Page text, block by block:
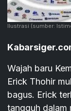
Ilustrasi (sumber:
Wajah baru
Erick Thohir
bagus. Erick
tangguh dalam